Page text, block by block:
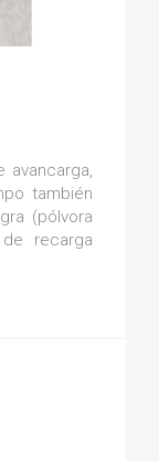
avancarga,
también
(pólvora
recarga